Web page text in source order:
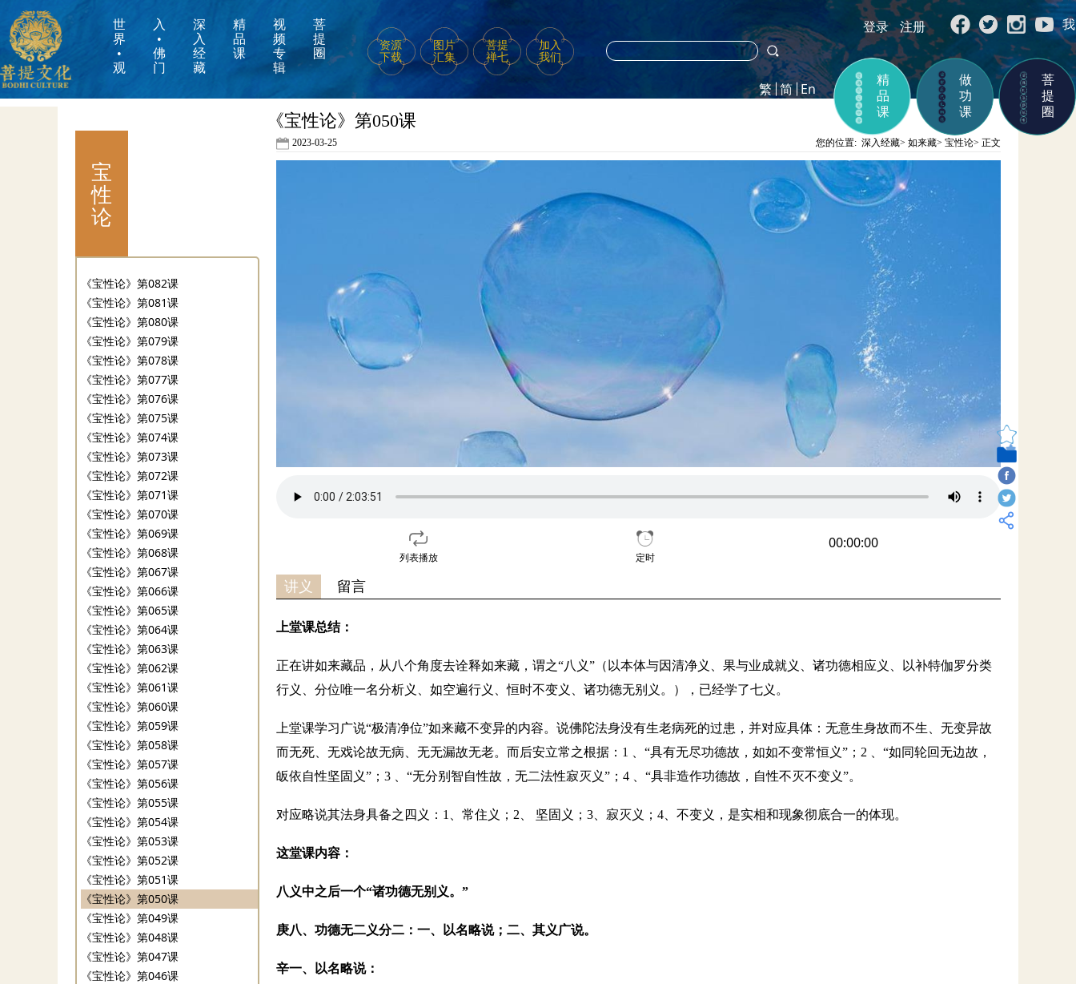
世
界
•
观
入
•
佛
门
深
入
经
藏
精
品
课
视
频
专
辑
菩
提
圈
资源
下载
图片
汇集
菩提
禅七
加入
我们
精
品
课
做
功
课
菩
提
圈
登录 注册
宝
性
论
《宝性论》第082课
《宝性论》第081课
《宝性论》第080课
《宝性论》第079课
《宝性论》第078课
《宝性论》第077课
《宝性论》第076课
《宝性论》第075课
《宝性论》第074课
《宝性论》第073课
《宝性论》第072课
《宝性论》第071课
《宝性论》第070课
《宝性论》第069课
《宝性论》第068课
《宝性论》第067课
《宝性论》第066课
《宝性论》第065课
《宝性论》第064课
《宝性论》第063课
《宝性论》第062课
《宝性论》第061课
《宝性论》第060课
《宝性论》第059课
《宝性论》第058课
《宝性论》第057课
《宝性论》第056课
《宝性论》第055课
《宝性论》第054课
《宝性论》第053课
《宝性论》第052课
《宝性论》第051课
《宝性论》第050课
《宝性论》第049课
《宝性论》第048课
《宝性论》第047课
《宝性论》第046课
《宝性论》第050课
2023-03-25 您的位置: 深入经藏> 如来藏> 宝性论> 正文
列表播放 定时
00:00:00
讲义 留言
上堂课总结：
正在讲如来藏品，从八个角度去诠释如来藏，谓之“八义”（以本体与因清净义、果与业成就义、诸功德相应义、以补特伽罗分类
行义、分位唯一名分析义、如空遍行义、恒时不变义、诸功德无别义。），已经学了七义。
上堂课学习广说“极清净位”如来藏不变异的内容。说佛陀法身没有生老病死的过患，并对应具体：无意生身故而不生、无变异故
而无死、无戏论故无病、无无漏故无老。而后安立常之根据：1 、“具有无尽功德故，如如不变常恒义”；2 、“如同轮回无边故，
皈依自性坚固义”；3 、“无分别智自性故，无二法性寂灭义”；4 、“具非造作功德故，自性不灭不变义”。
对应略说其法身具备之四义：1、常住义；2、 坚固义；3、寂灭义；4、不变义，是实相和现象彻底合一的体现。
这堂课内容：
八义中之后一个“诸功德无别义。”
庚八、功德无二义分二：一、以名略说；二、其义广说。
辛一、以名略说：